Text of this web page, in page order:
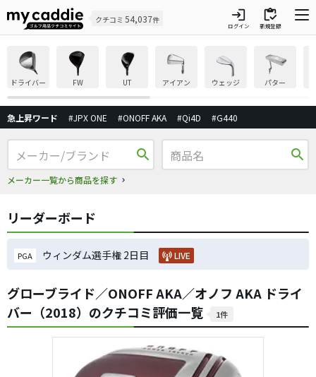
クチコミ 54,037件 login
ログイン
inventory
新規登録
ドライバー FW UT アイアン ウェッジ パター
急上昇ワード #JPX ONE #ONOFF AKA #Qi4D #G440
search
メーカー一覧から商品を探す
search
リーダーボード
PGA ウィンダム選手権 2日目 LIVE
グローブライド／ONOFF AKA／オノフ AKA ドライ
バー（2018）のクチコミ評価一覧
1件